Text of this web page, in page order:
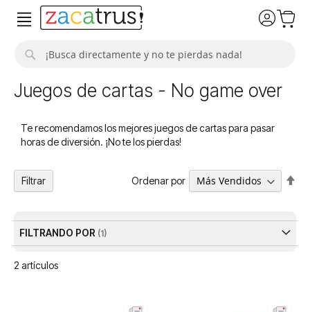
Juegos de cartas - No game over
Te recomendamos los mejores juegos de cartas para pasar
horas de diversión. ¡No te los pierdas!
2 artículos
Ordenar por
Filtrar
FILTRANDO POR